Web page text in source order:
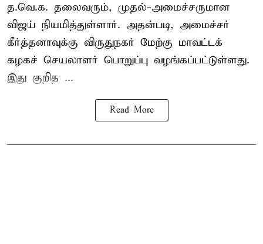
த.வெ.க. தலைவரும், முதல்-அமைச்சருமான
விஜய் நியமித்துள்ளார். அதன்படி, அமைச்சர்
கீர்த்தனாவுக்கு விருதுநகர் மேற்கு மாவட்டக்
கழகச் செயலாளர் பொறுப்பு வழங்கப்பட்டுள்ளது.
இது குறித ...
Read More